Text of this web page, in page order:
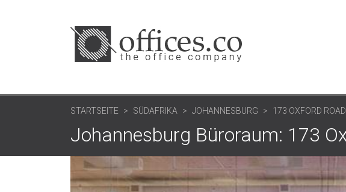
STARTSEITE SÜDAFRIKA JOHANNESBURG 173 OXFORD ROAD
Johannesburg Büroraum: 173